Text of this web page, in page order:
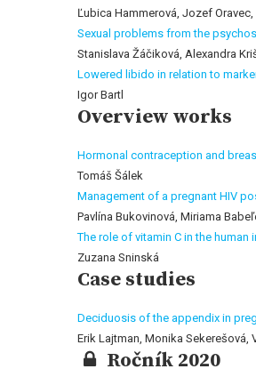
Ľubica Hammerová, Jozef
Sexual problems from the
Stanislava Žáčiková, Alexandra
Lowered libido in relation to
Igor Bartl
Overview works
Hormonal contraception and
Tomáš Šálek
Management of a pregnant HIV
Pavlína Bukovinová, Miriama
The role of vitamin C in the human
Zuzana Sninská
Case studies
Deciduosis of the appendix in
Erik Lajtman, Monika Sekerešová,
Ročník 2020